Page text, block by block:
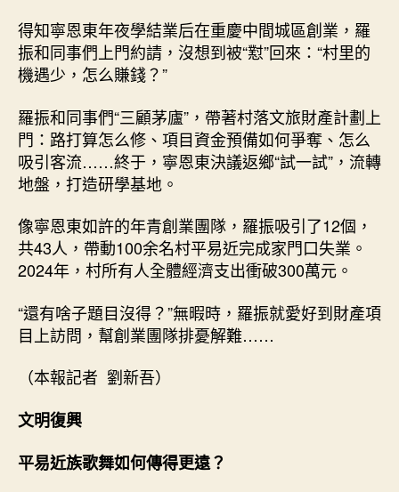
得知寧恩東年夜學結業后在重慶中間城區創業，羅
振和同事們上門約請，沒想到被“懟”回來：“村里的
機遇少，怎么賺錢？”
羅振和同事們“三顧茅廬”，帶著村落文旅財產計劃上
門：路打算怎么修、項目資金預備如何爭奪、怎么
吸引客流……終于，寧恩東決議返鄉“試一試”，流轉
地盤，打造研學基地。
像寧恩東如許的年青創業團隊，羅振吸引了12個，
共43人，帶動100余名村平易近完成家門口失業。
2024年，村所有人全體經濟支出衝破300萬元。
“還有啥子題目沒得？”無暇時，羅振就愛好到財產項
目上訪問，幫創業團隊排憂解難……
（本報記者 劉新吾）
文明復興
平易近族歌舞如何傳得更遠？